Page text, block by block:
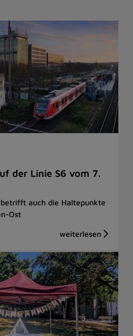
der Linie S6 vom 7.
auch die Haltepunkte
Ost